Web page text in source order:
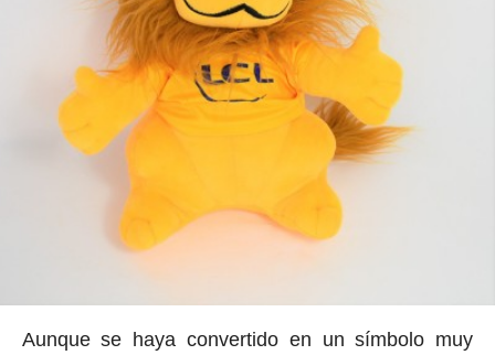
Aunque se haya convertido en un símbolo muy